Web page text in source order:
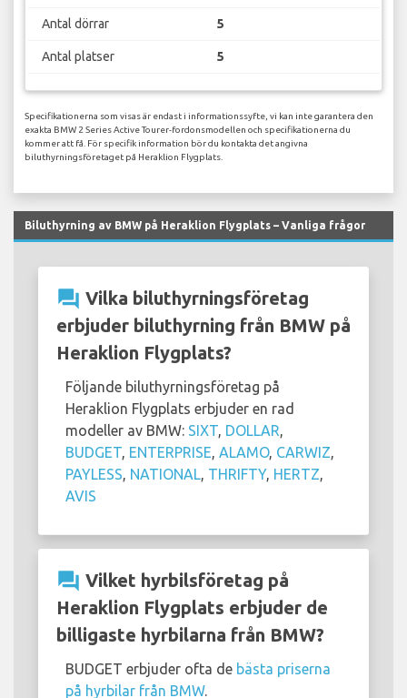
Antal dörrar 5
Antal platser 5
Specifikationerna som visas är endast i informationssyfte, vi kan inte garantera den
exakta BMW 2 Series Active Tourer-fordonsmodellen och specifikationerna du
kommer att få. För specifik information bör du kontakta det angivna
biluthyrningsföretaget på Heraklion Flygplats.
Biluthyrning av BMW på Heraklion Flygplats – Vanliga frågor
question_answer Vilka biluthyrningsföretag
erbjuder biluthyrning från BMW på
Heraklion Flygplats?
Följande biluthyrningsföretag på
Heraklion Flygplats erbjuder en rad
modeller av BMW: SIXT DOLLAR
BUDGET ENTERPRISE ALAMO, CARWIZ
PAYLESS NATIONAL THRIFTY, HERTZ
AVIS
question_answer Vilket hyrbilsföretag på
Heraklion Flygplats erbjuder de
billigaste hyrbilarna från BMW?
BUDGET erbjuder ofta de bästa priserna
på hyrbilar från BMW.